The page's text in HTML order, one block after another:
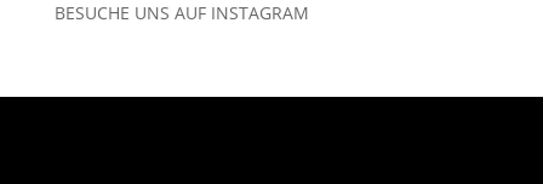
BESUCHE UNS AUF INSTAGRAM